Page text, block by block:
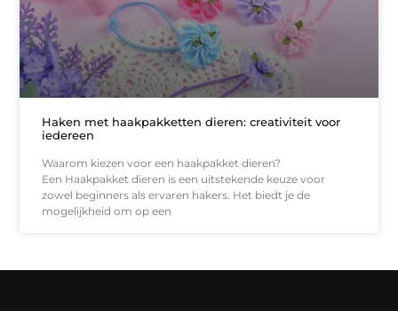
Haken met haakpakketten dieren: creativiteit voor
iedereen
Waarom kiezen voor een haakpakket dieren?
Een Haakpakket dieren is een uitstekende keuze voor
zowel beginners als ervaren hakers. Het biedt je de
mogelijkheid om op een